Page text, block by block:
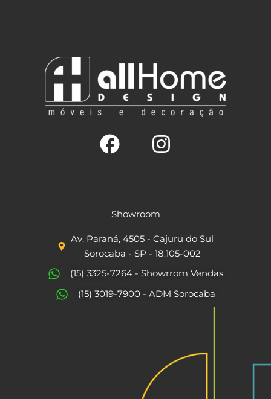
c
e
b
o
o
t
a
g
r
Showroom
Av. Paraná, 4505 - Cajuru do Sul
Sorocaba - SP - 18.105-002
(15) 3325-7264 - Showrrom Vendas
(15) 3019-7900 - ADM Sorocaba